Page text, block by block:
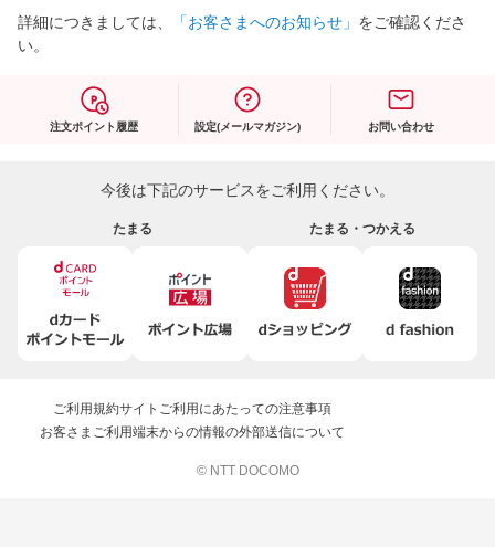
詳細につきましては、
「お客さまへのお知らせ」 をご確認くださ
い。
注文ポイント履歴 設定(メールマガジン) お問い合わせ
今後は下記のサービスをご利用ください。
たまる たまる・つかえる
ご利用規約サイトご利用にあたっての注意事項
お客さまご利用端末からの情報の外部送信について
© NTT DOCOMO